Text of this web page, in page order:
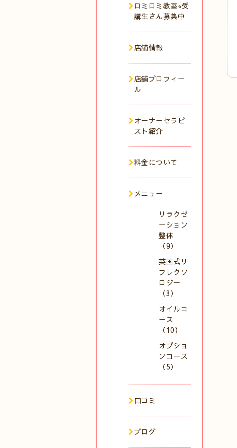
ロミロミ教室⭐︎受
講生さん募集中
店舗情報
店舗プロフィー
ル
オーナーセラピ
スト紹介
料金について
メニュー
リラクゼ
ーション
整体
（9）
英国式リ
フレクソ
ロジー
（3）
オイルコ
ース
（10）
オプショ
ンコース
（5）
口コミ
ブログ